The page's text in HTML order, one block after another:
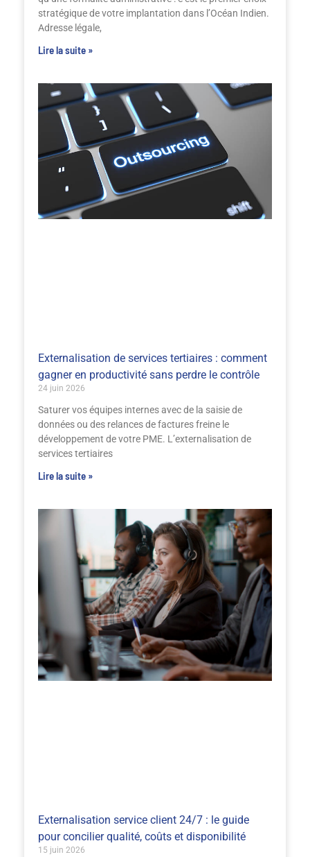
stratégique de votre implantation dans l’Océan Indien.
Adresse légale,
Lire la suite »
Externalisation de services tertiaires : comment
gagner en productivité sans perdre le contrôle
24 juin 2026
Saturer vos équipes internes avec de la saisie de
données ou des relances de factures freine le
développement de votre PME. L’externalisation de
services tertiaires
Lire la suite »
Externalisation service client 24/7 : le guide
pour concilier qualité, coûts et disponibilité
15 juin 2026